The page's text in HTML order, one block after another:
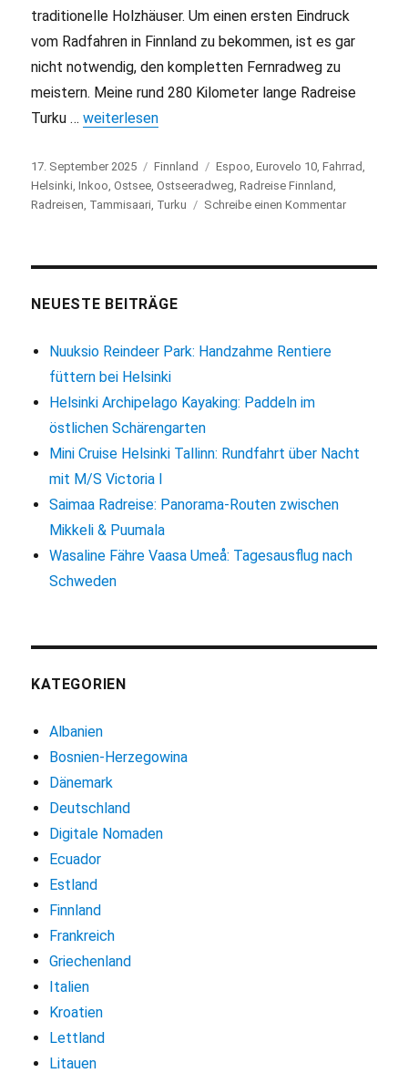
traditionelle Holzhäuser. Um einen ersten Eindruck
vom Radfahren in Finnland zu bekommen, ist es gar
nicht notwendig, den kompletten Fernradweg zu
meistern. Meine rund 280 Kilometer lange Radreise
Turku …„Radreise Turku Helsinki auf dem Eurovelo 10:
weiterlesen
Veröffentlicht
am
17. September 2025 Kategorien
Finnland Schlagwörter
Espoo ,Eurovelo 10 ,Fahrrad
Helsinki ,Inkoo ,Ostsee ,Ostseeradweg ,Radreise Finnland
Radreisen Tammisaari Turku Schreibe einen Kommentar
NEUESTE BEITRÄGE
Nuuksio Reindeer Park: Handzahme Rentiere
füttern bei Helsinki
Helsinki Archipelago Kayaking: Paddeln im
östlichen Schärengarten
Mini Cruise Helsinki Tallinn: Rundfahrt über Nacht
mit M/S Victoria I
Saimaa Radreise: Panorama-Routen zwischen
Mikkeli & Puumala
Wasaline Fähre Vaasa Umeå: Tagesausflug nach
Schweden
KATEGORIEN
Albanien
Bosnien-Herzegowina
Dänemark
Deutschland
Digitale Nomaden
Ecuador
Estland
Finnland
Frankreich
Griechenland
Italien
Kroatien
Lettland
Litauen